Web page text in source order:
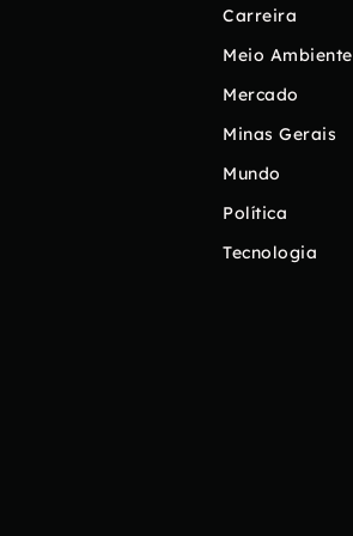
Carreira
Meio Ambiente
Mercado
Minas Gerais
Mundo
Política
Tecnologia